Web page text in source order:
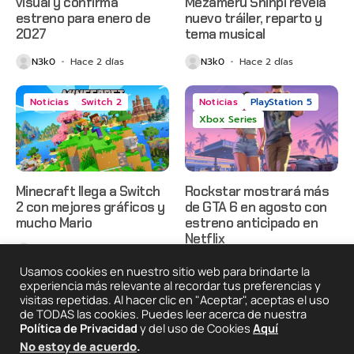
estreno para enero de
2027
N3k0 Hace 2 días
nuevo tráiler, reparto y
tema musical
N3k0 Hace 2 días
Noticias Switch 2
Minecraft llega a Switch
2 con mejores gráficos y
mucho Mario
Noticias
PlayStation 5
Xbox Series
Rockstar mostrará más
de GTA 6 en agosto con
estreno anticipado en
Netflix
N3k0 Hace 3 días
2025 © Degeneraciónx.com | Anime, Games & Nothing
Usamos cookies en nuestro sitio web para brindarte la
experiencia más relevante al recordar tus preferencias y
visitas repetidas. Al hacer clic en "Aceptar", aceptas el uso
de TODAS las cookies. Puedes leer acerca de nuestra
Política de Privacidad y del uso de Cookies Aquí
No estoy de acuerdo.